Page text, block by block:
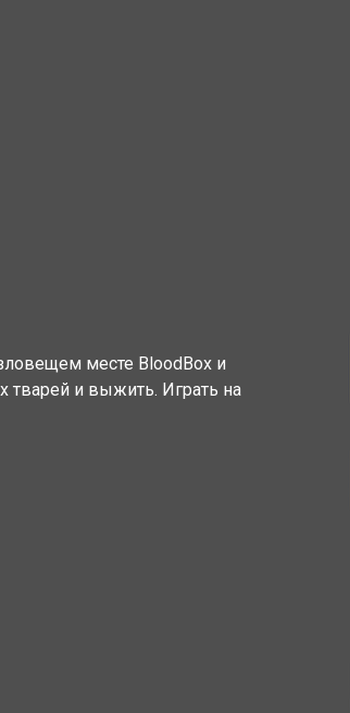
месте BloodBox и
тварей и выжить. Играть на